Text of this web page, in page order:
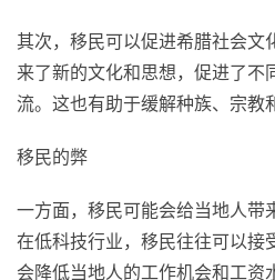
其次，移民可以促进希腊社会文
来了新的文化和思想，促进了不
流。这也有助于缓解种族、宗教
移民的弊
一方面，移民可能会给当地人带
在低科技行业，移民往往可以接
会降低当地人的工作机会和工资